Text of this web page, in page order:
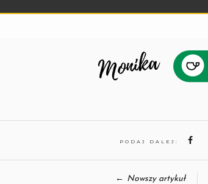
PODAJ DALEJ:
← Nowszy artykuł